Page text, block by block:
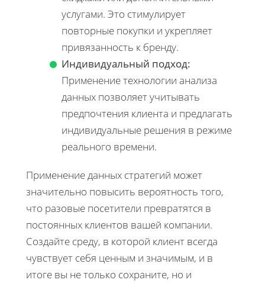
услугами. Это стимулирует
повторные покупки и укрепляет
привязанность к бренду.
Индивидуальный подход:
Применение технологии анализа
данных позволяет учитывать
предпочтения клиента и предлагать
индивидуальные решения в режиме
реального времени.
Применение данных стратегий может
значительно повысить вероятность того,
что разовые посетители превратятся в
постоянных клиентов вашей компании.
Создайте среду, в которой клиент всегда
чувствует себя ценным и значимым, и в
итоге вы не только сохраните, но и